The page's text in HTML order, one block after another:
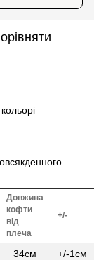
Довжина
кофти
від
плеча
+/-
34см
+/-1см